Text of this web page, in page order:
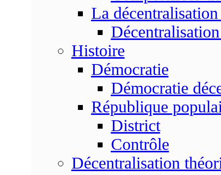
La
Histoire
Démocratie
Démocratie
République
District
Contrôle
Décentralisation